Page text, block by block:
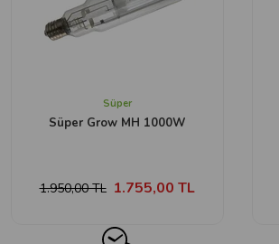
Süper
Süper Grow MH 1000W
1.755,00 TL
1.950,00 TL